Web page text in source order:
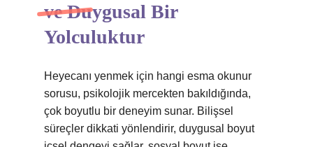
ve Duygusal Bir
Yolculuktur
Heyecanı yenmek için hangi esma okunur
sorusu, psikolojik mercekten bakıldığında,
çok boyutlu bir deneyim sunar. Bilişsel
süreçler dikkati yönlendirir, duygusal boyut